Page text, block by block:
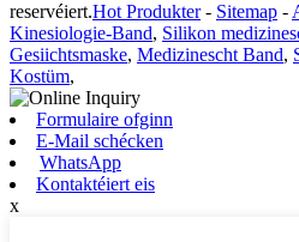
reservéiert.Hot Produkter- Sitemap -
Kinesiologie-Band, Silikon
Gesiichtsmaske, Medizinescht Band,
Kostüm,
Formulaire ofginn
E-Mail schécken
WhatsApp
Kontaktéiert eis
x